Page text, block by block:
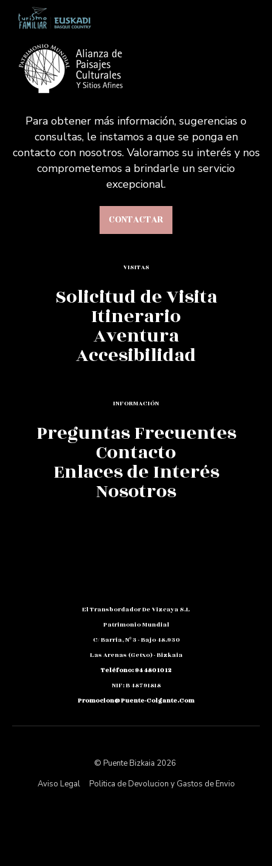
Para obtener más información, sugerencias o
consultas, le instamos a que se ponga en
contacto con nosotros. Valoramos su interés y nos
comprometemos a brindarle un servicio
excepcional.
CONTACTAR
VISITAS
Solicitud de Visita
Itinerario
Aventura
Accesibilidad
INFORMACIÓN
Preguntas Frecuentes
Contacto
Enlaces de Interés
Nosotros
El Transbordador De Vizcaya S.L
Patrimonio Mundial
C/ Barria, Nº 3 - Bajo 48.930
Las Arenas (Getxo) - Bizkaia
Teléfono: 94 480 10 12
NIF: B 48791818
Promocion@puente-Colgante.com
© Puente Bizkaia 2026
Aviso Legal
Politica de Devolucion y Gastos de Envio